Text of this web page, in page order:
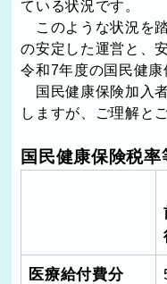
ている状況です。
このような状況を
の安定した運営と、
令和7年度の国民健康
国民健康保険加入
しますが、ご理解と
国民健康保険税
医療給付費分